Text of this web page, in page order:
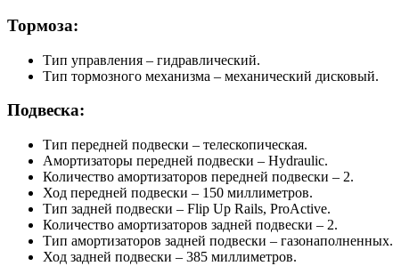
Тормоза:
Тип управления – гидравлический.
Тип тормозного механизма – механический дисковый.
Подвеска:
Тип передней подвески – телескопическая.
Амортизаторы передней подвески – Hydraulic.
Количество амортизаторов передней подвески – 2.
Ход передней подвески – 150 миллиметров.
Тип задней подвески – Flip Up Rails, ProActive.
Количество амортизаторов задней подвески – 2.
Тип амортизаторов задней подвески – газонаполненных.
Ход задней подвески – 385 миллиметров.